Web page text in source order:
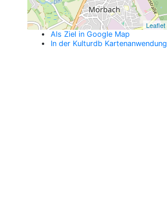
Leaflet
Als Ziel in Google Map
In der Kulturdb Kartenanwendung